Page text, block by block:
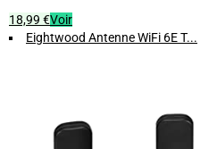
18,99 €Voir
Eightwood Antenne WiFi 6E T...